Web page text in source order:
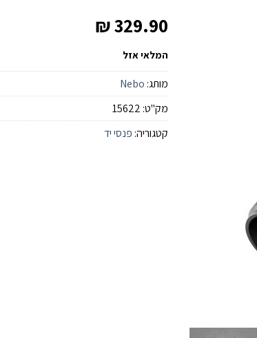
₪329.90
המלאי אזל
מותג: Nebo
מק"ט: 15622
קטגוריה: פנסי יד